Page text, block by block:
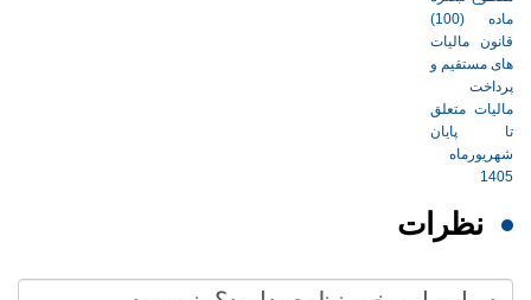
نظرات